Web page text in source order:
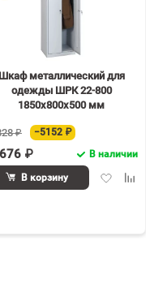
Шкаф металлический для
одежды ШРК 22-800
1850х800х500 мм
₽ −5152 ₽
₽ В наличии
Добавить
В корзину